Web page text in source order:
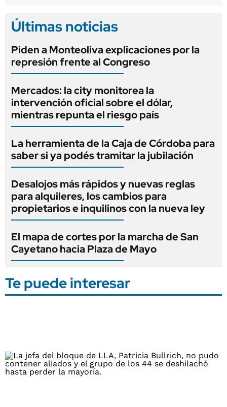
Últimas noticias
Piden a Monteoliva explicaciones por la
represión frente al Congreso
Mercados: la city monitorea la
intervención oficial sobre el dólar,
mientras repunta el riesgo país
La herramienta de la Caja de Córdoba para
saber si ya podés tramitar la jubilación
Desalojos más rápidos y nuevas reglas
para alquileres, los cambios para
propietarios e inquilinos con la nueva ley
El mapa de cortes por la marcha de San
Cayetano hacia Plaza de Mayo
Te puede interesar